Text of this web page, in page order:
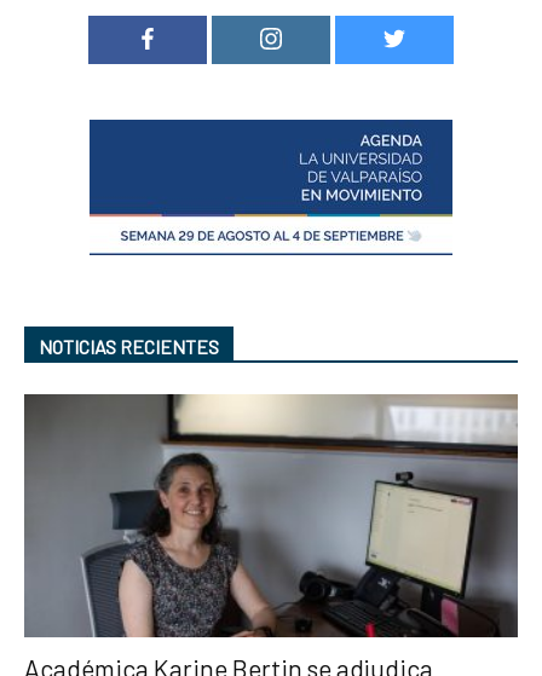
NOTICIAS RECIENTES
Académica Karine Bertin se adjudica